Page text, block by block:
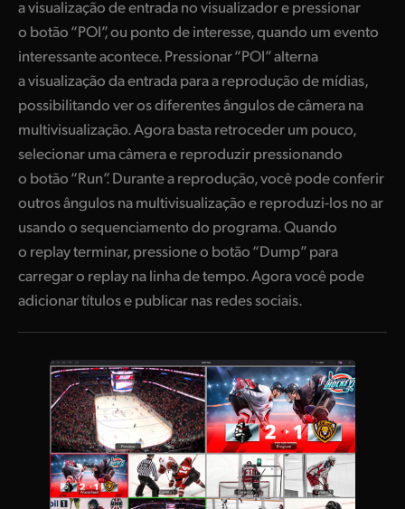
a visualização de entrada no visualizador e pressionar
o botão “POI”, ou ponto de interesse, quando um evento
interessante acontece. Pressionar “POI” alterna
a visualização da entrada para a reprodução de mídias,
possibilitando ver os diferentes ângulos de câmera na
multivisualização. Agora basta retroceder um pouco,
selecionar uma câmera e reproduzir pressionando
o botão “Run”. Durante a reprodução, você pode conferir
outros ângulos na multivisualização e reproduzi-los no ar
usando o sequenciamento do programa. Quando
o replay terminar, pressione o botão “Dump” para
carregar o replay na linha de tempo. Agora você pode
adicionar títulos e publicar nas redes sociais.